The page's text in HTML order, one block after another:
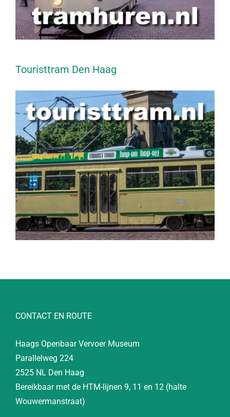
Touristtram Den Haag
CONTACT EN ROUTE
Haags Openbaar Vervoer Museum
Parallelweg 224
2525 NL Den Haag
Bereikbaar met de HTM-lijnen 9, 11 en 12 (halte
Wouwermanstraat)